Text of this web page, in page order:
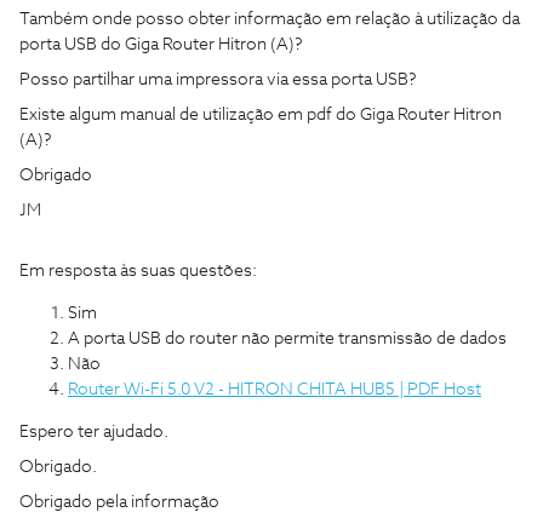
Também onde posso obter informação em relação à utilização da
porta USB do Giga Router Hitron (A)?
Posso partilhar uma impressora via essa porta USB?
Existe algum manual de utilização em pdf do Giga Router Hitron
(A)?
Obrigado
JM
Em resposta às suas questões:
Sim
A porta USB do router não permite transmissão de dados
Não
Router Wi-Fi 5.0 V2 - HITRON CHITA HUB5 | PDF Host
Espero ter ajudado.
Obrigado.
Obrigado pela informação